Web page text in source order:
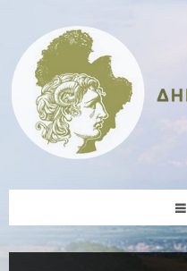
content
sidebar
sidebar
footer